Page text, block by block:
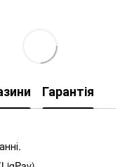
Гарантія